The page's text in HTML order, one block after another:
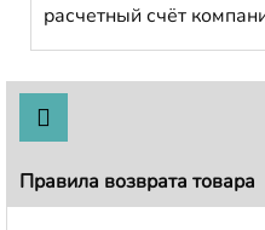
расчетный счёт
Правила возврата товара